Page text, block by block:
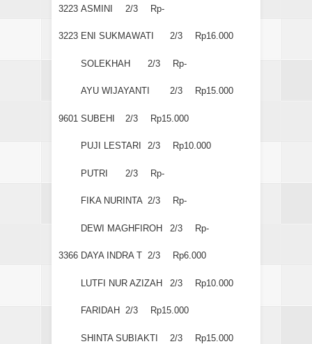
3223 ASMINI 2/3 Rp-
3223 ENI SUKMAWATI 2/3 Rp16.000
SOLEKHAH 2/3 Rp-
AYU WIJAYANTI 2/3 Rp15.000
9601 SUBEHI 2/3 Rp15.000
PUJI LESTARI 2/3 Rp10.000
PUTRI 2/3 Rp-
FIKA NURINTA 2/3 Rp-
DEWI MAGHFIROH 2/3 Rp-
3366 DAYA INDRA T 2/3 Rp6.000
LUTFI NUR AZIZAH 2/3 Rp10.000
FARIDAH 2/3 Rp15.000
SHINTA SUBIAKTI 2/3 Rp15.000